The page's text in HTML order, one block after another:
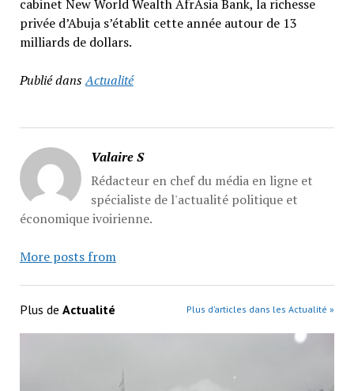
cabinet New World Wealth AfrAsia Bank, la richesse
privée d’Abuja s’établit cette année autour de 13
milliards de dollars.
Publié dansActualité
Valaire S
Rédacteur en chef du média en ligne et
spécialiste de l'actualité politique et
économique ivoirienne.
More posts from
Plus de Actualité Plus d’articles dans les Actualité »